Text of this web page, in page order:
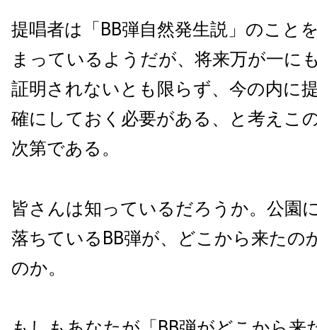
提唱者は「BB弾自然発生説」のこと
まっているようだが、将来万が一に
証明されないとも限らず、今の内に
確にしておく必要がある、と考えこ
次第である。
皆さんは知っているだろうか。公園
落ちているBB弾が、どこから来たの
のか。